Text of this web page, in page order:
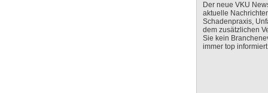
Der neue VKU
aktuelle
Schadenpraxis,
dem zusätzlichen
Sie kein
immer top